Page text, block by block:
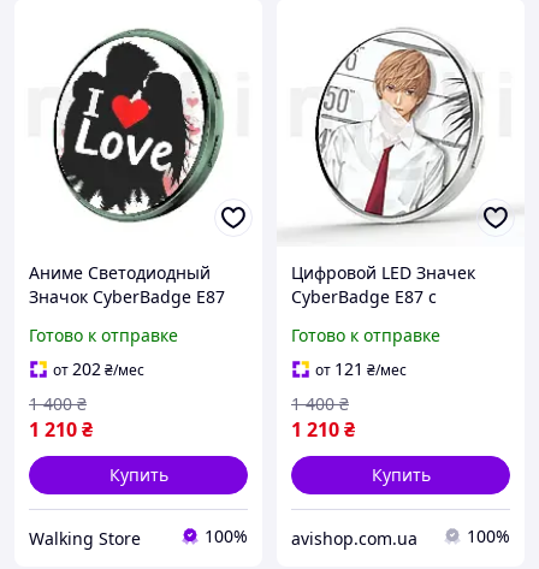
Аниме Светодиодный
Значок CyberBadge E87
Сенсорным HD Дисплеем
64MB, Блютузом и
Приложением,
Электронный Пин
Готово к отправке
от202₴/мес
1 210₴
1 400 ₴
Купить
Walking Store 100%
Цифровой LED Значек
CyberBadge E87 с
Приложением и Bluetooth
Электронный Е-Бейдж с
Видео, GIF и Фото,
Готово к отправке
от 121 ₴/мес
1 210₴
1 400 ₴
Купить
avishop.com.ua 100%